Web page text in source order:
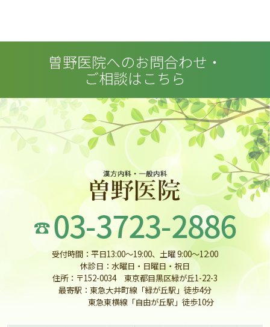
曽野医院へのお問合わせ・
ご相談はこちら
受付時間：平日13:00〜19:00、土曜 9:00〜12:00
休診日：水曜日・日曜日・祝日
住所：〒152-0034 東京都目黒区緑が丘1-22-3
最寄駅：東急大井町線「緑が丘駅」徒歩4分
東急東横線「自由が丘駅」徒歩10分